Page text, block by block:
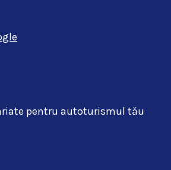
pentru autoturismul tău